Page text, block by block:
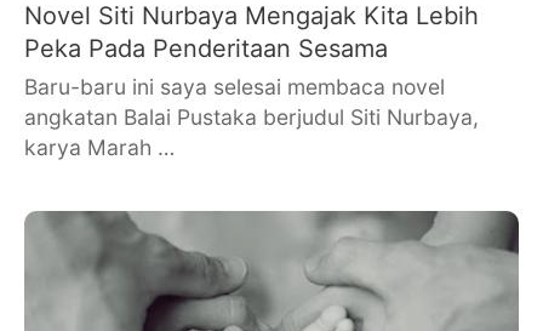
Novel Siti Nurbaya Mengajak Kita Lebih
Peka Pada Penderitaan Sesama
Baru-baru ini saya selesai membaca novel
angkatan Balai Pustaka berjudul Siti Nurbaya,
karya Marah …